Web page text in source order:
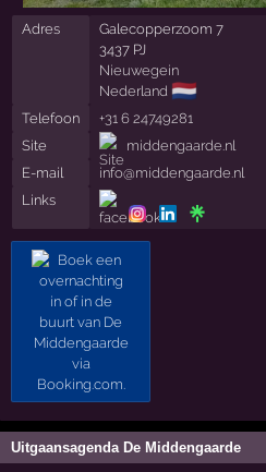
Adres
Galecopperzoom 7
3437 PJ
Nieuwegein
Nederland 🇳🇱
Telefoon
+31 6 24749281
Site
middengaarde.nl
E-mail
info@middengaarde.nl
Links
Uitgaansagenda De Middengaarde